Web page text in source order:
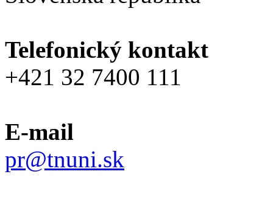
Telefonický kontakt
+421 32 7400 111
E-mail
pr@tnuni.sk